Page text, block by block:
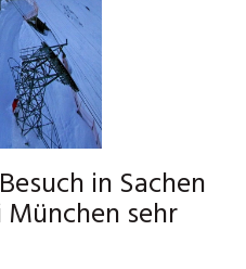
in Sachen
sehr